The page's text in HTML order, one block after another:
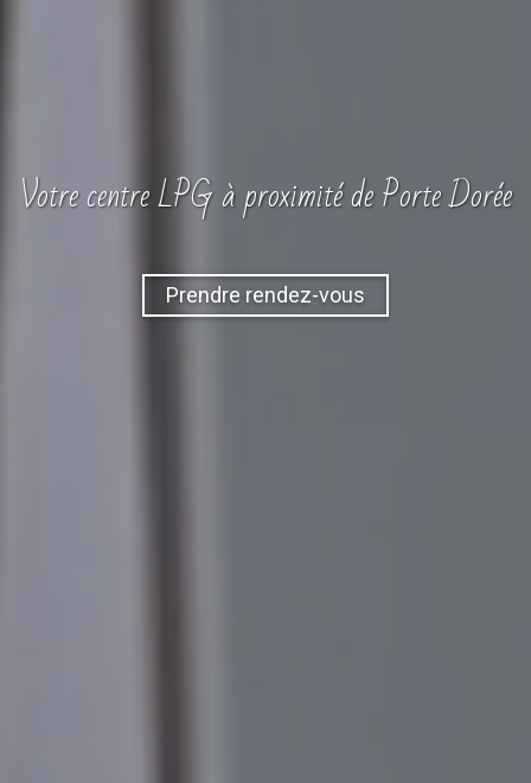
VotrecentreLPGà proximité de Porte Dorée
Prendre rendez-vous